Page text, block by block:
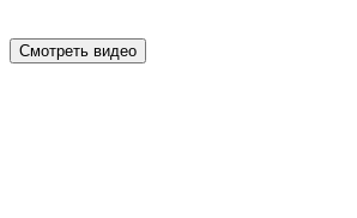
Смотреть видео